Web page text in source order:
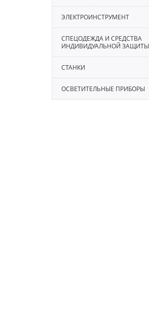
ЭЛЕКТРОИНСТРУМЕНТ
СПЕЦОДЕЖДА И СРЕДСТВА
ИНДИВИДУАЛЬНОЙ ЗАЩИТЫ
СТАНКИ
ОСВЕТИТЕЛЬНЫЕ ПРИБОРЫ